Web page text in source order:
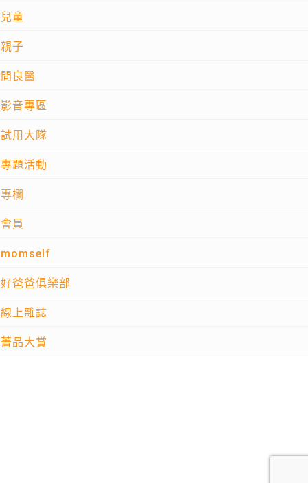
兒童
親子
問良醫
影音專區
試用大隊
專題活動
專欄
會員
momself
好爸爸俱樂部
線上雜誌
菁品大賞